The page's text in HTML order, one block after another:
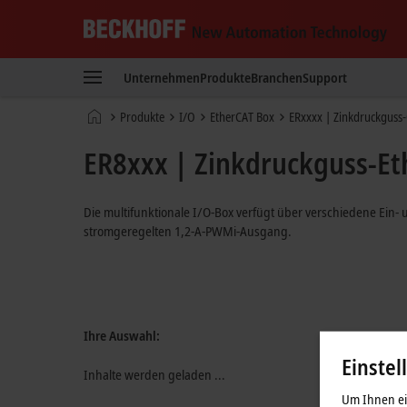
New
Technology
UnternehmenProdukteBranchenSupport
StartseiteProdukte I/O EtherCAT Box ERxxxx |
ER8xxx | Zinkdruckguss-
Die multifunktionale I/O-Box verfügt über verschiedene
stromgeregelten 1,2-A-PWMi-Ausgang.
Ihre Auswahl:
Inhalte werden geladen ...
Um Ihnen